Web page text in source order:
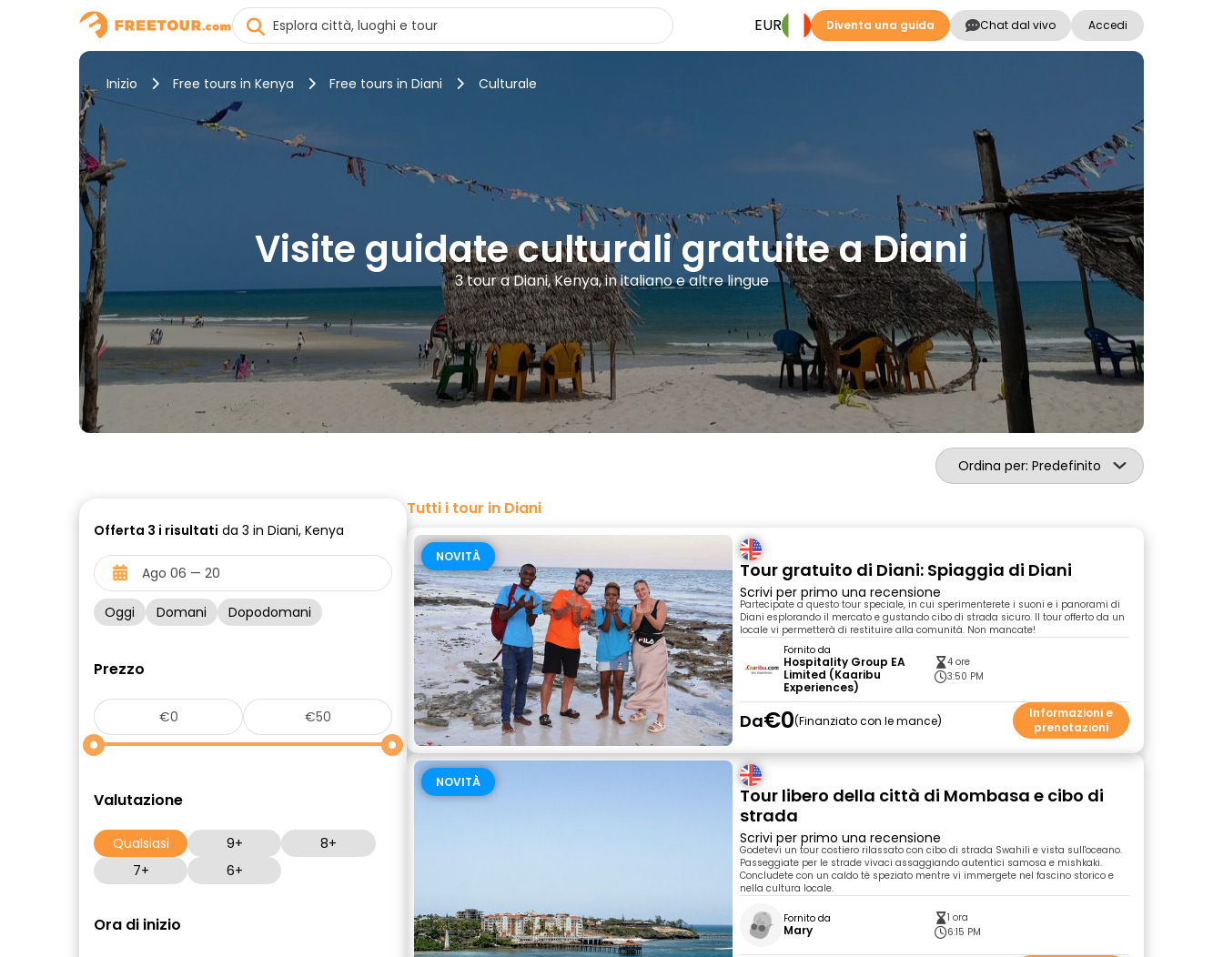
EUR Diventa una guida Chat dal vivo Accedi
Inizio Free tours in Kenya Free tours in Diani Culturale
Visite guidate culturali gratuite a Diani
3 tour a Diani, Kenya, in italiano e altre lingue
Ordina per: Predefinito
Offerta 3 i risultati da 3 in Diani, Kenya
Oggi Domani Dopodomani
Prezzo
Valutazione
Qualsiasi 9+
8+
7+
6+
Ora di inizio
Tutti i tour in Diani
NOVITÀ
Tour gratuito di Diani: Spiaggia di Diani
Scrivi per primo una recensione
Partecipate a questo tour speciale, in cui sperimenterete i suoni e i panorami di
Diani esplorando il mercato e gustando cibo di strada sicuro. Il tour offerto da un
locale vi permetterà di restituire alla comunità. Non mancate!
Fornito da
Hospitality Group EA
Limited (Kaaribu
Experiences)
4 ore
3:50 PM
Da€0 Finanziato con le mance
Informazioni e
prenotazioni
NOVITÀ
Tour libero della città di Mombasa e cibo di
strada
Scrivi per primo una recensione
Godetevi un tour costiero rilassato con cibo di strada Swahili e vista sull'oceano.
Passeggiate per le strade vivaci assaggiando autentici samosa e mishkaki.
Concludete con un caldo tè speziato mentre vi immergete nel fascino storico e
nella cultura locale.
Fornito da
Mary
1 ora
6:15 PM